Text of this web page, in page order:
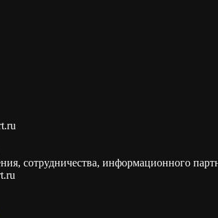
сотрудничества, информационного